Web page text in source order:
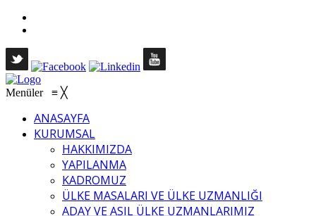
Menüler ≡ ╳
ANASAYFA
KURUMSAL
HAKKIMIZDA
YAPILANMA
KADROMUZ
ÜLKE MASALARI VE ÜLKE UZMANLIĞI
ADAY VE ASIL ÜLKE UZMANLARIMIZ